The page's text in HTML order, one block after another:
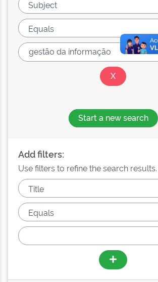
Start a new search
Add filters:
Use filters to refine the search results.